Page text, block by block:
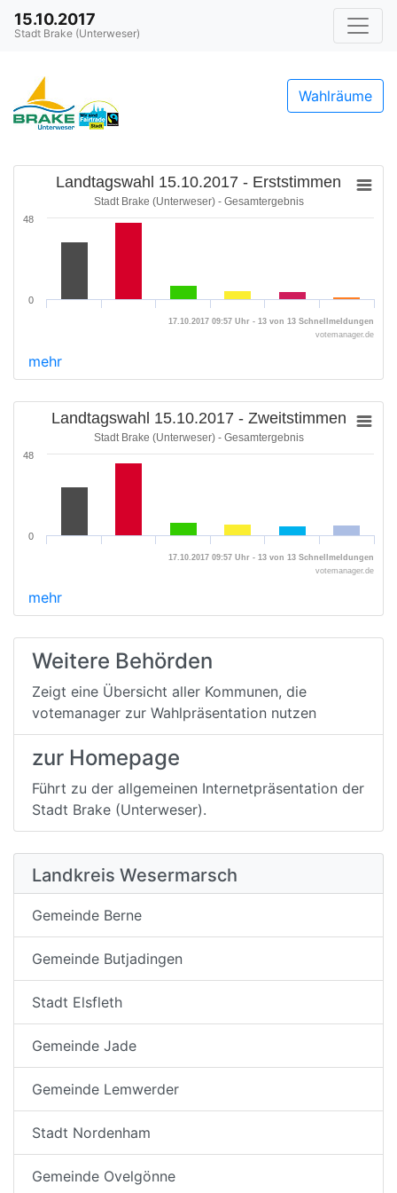
15.10.2017
Stadt Brake (Unterweser)
Wahlräume
Landtagswahl 15.10.2017 - Erststimmen
Stadt Brake (Unterweser) - Gesamtergebnis
0
48
17.10.2017 09:57 Uhr - 13 von 13 Schnellmeldungen
votemanager.de
mehr
Landtagswahl 15.10.2017 - Zweitstimmen
Stadt Brake (Unterweser) - Gesamtergebnis
0
48
17.10.2017 09:57 Uhr - 13 von 13 Schnellmeldungen
votemanager.de
mehr
Weitere Behörden
Zeigt eine Übersicht aller Kommunen, die
votemanager zur Wahlpräsentation nutzen
zur Homepage
Führt zu der allgemeinen Internetpräsentation der
Stadt Brake (Unterweser).
Landkreis Wesermarsch
Gemeinde Berne
Gemeinde Butjadingen
Stadt Elsfleth
Gemeinde Jade
Gemeinde Lemwerder
Stadt Nordenham
Gemeinde Ovelgönne